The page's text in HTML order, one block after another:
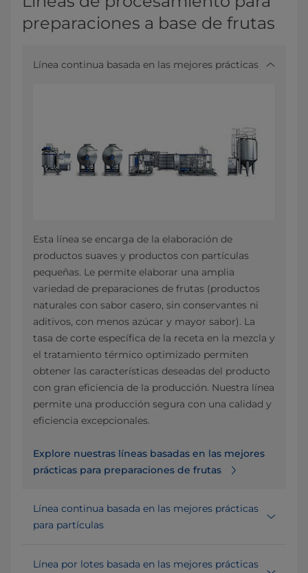
preparaciones a base de frutas
Línea continua basada en las mejores prácticas
Esta línea se encarga de la elaboración de
productos suaves y productos con partículas
pequeñas. Le permite elaborar una amplia
variedad de preparaciones de frutas (productos
naturales con sabor casero, sin conservantes ni
aditivos, con menos azúcar y mayor sabor). La
tasa de corte específica de la receta en la mezcla y
el tratamiento térmico optimizado permiten
obtener las características deseadas del producto
con gran eficiencia de la producción. Nuestra línea
permite una producción segura con una calidad y
eficiencia excepcionales.
Explore nuestras líneas basadas en las mejores
prácticas para preparaciones de frutas
Línea continua basada en las mejores prácticas
para partículas
Línea por lotes basada en las mejores prácticas